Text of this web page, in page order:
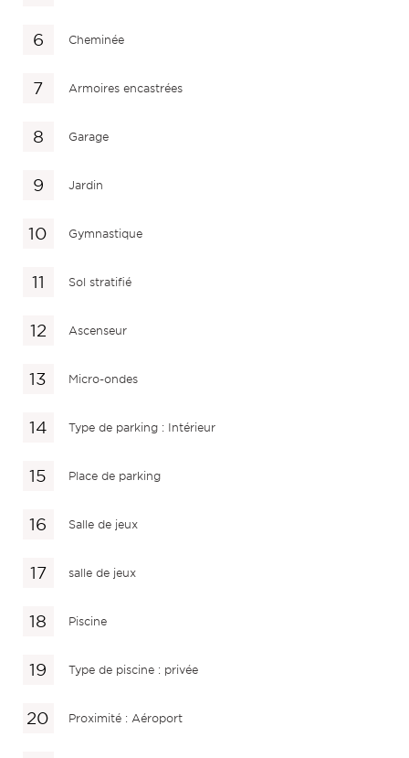
Cheminée
Armoires encastrées
Garage
Jardin
Gymnastique
Sol stratifié
Ascenseur
Micro-ondes
Type de parking : Intérieur
Place de parking
Salle de jeux
salle de jeux
Piscine
Type de piscine : privée
Proximité : Aéroport